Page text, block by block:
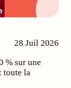
28 Juil 2026
% sur une
toute la